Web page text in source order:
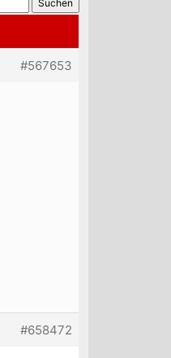
#567653
#658472